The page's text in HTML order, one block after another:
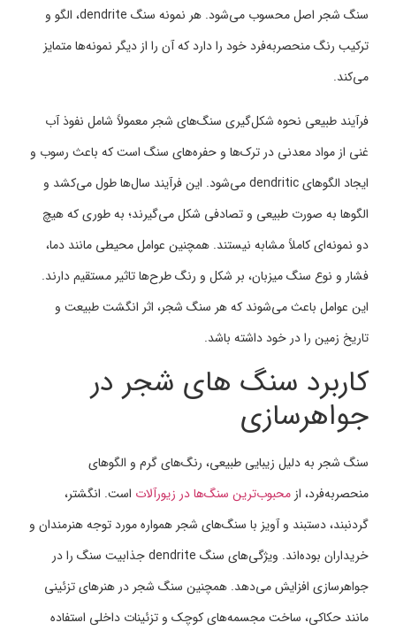
سنگ شجر اصل محسوب می‌شود. هر نمونه سنگ dendrite، الگو و
ترکیب رنگ منحصربه‌فرد خود را دارد که آن را از دیگر نمونه‌ها متمایز
می‌کند.
فرآیند طبیعی نحوه شکل‌گیری سنگ‌های شجر معمولاً شامل نفوذ آب
غنی از مواد معدنی در ترک‌ها و حفره‌های سنگ است که باعث رسوب و
ایجاد الگوهای dendritic می‌شود. این فرآیند سال‌ها طول می‌کشد و
الگوها به صورت طبیعی و تصادفی شکل می‌گیرند؛ به طوری که هیچ
دو نمونه‌ای کاملاً مشابه نیستند. همچنین عوامل محیطی مانند دما،
فشار و نوع سنگ میزبان، بر شکل و رنگ طرح‌ها تاثیر مستقیم دارند.
این عوامل باعث می‌شوند که هر سنگ شجر، اثر انگشت طبیعت و
تاریخ زمین را در خود داشته باشد.
کاربرد سنگ های شجر در
جواهرسازی
سنگ شجر به دلیل زیبایی طبیعی، رنگ‌های گرم و الگوهای
منحصربه‌فرد، از محبوب‌ترین سنگ‌ها در زیورآلات است. انگشتر،
گردنبند، دستبند و آویز با سنگ‌های شجر همواره مورد توجه هنرمندان و
خریداران بوده‌اند. ویژگی‌های سنگ dendrite جذابیت سنگ را در
جواهرسازی افزایش می‌دهد. همچنین سنگ شجر در هنرهای تزئینی
مانند حکاکی، ساخت مجسمه‌های کوچک و تزئینات داخلی استفاده